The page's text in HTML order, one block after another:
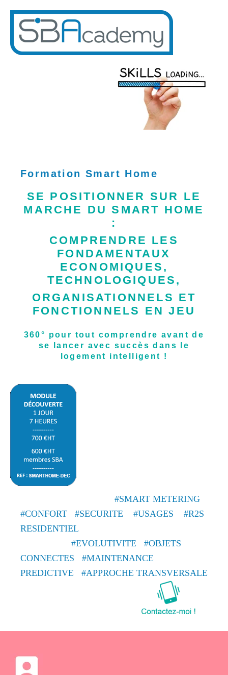
Formation Smart Home
SE POSITIONNER SUR LE
MARCHE DU SMART HOME
:
COMPRENDRE LES
FONDAMENTAUX
ECONOMIQUES,
TECHNOLOGIQUES,
ORGANISATIONNELS ET
FONCTIONNELS EN JEU
360° pour tout comprendre avant de
se lancer avec succès dans le
logement intelligent !
#SMART METERING
#CONFORT #SECURITE #USAGES #R2S
RESIDENTIEL
#EVOLUTIVITE #OBJETS
CONNECTES #MAINTENANCE
PREDICTIVE #APPROCHE TRANSVERSALE